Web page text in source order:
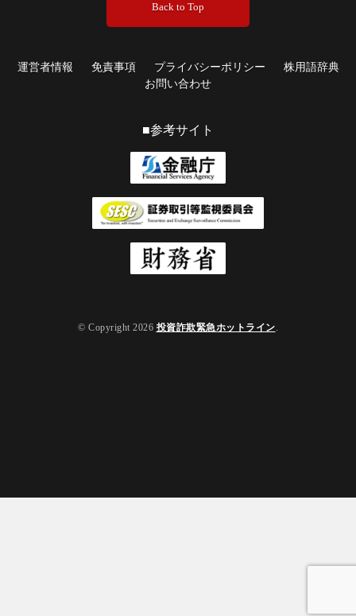
Back to Top
運営者情報 免責事項 プライバシーポリシー
株用語辞典
お問い合わせ
■参考サイト
© Copyright 2026 投資詐欺緊急ホットライン.